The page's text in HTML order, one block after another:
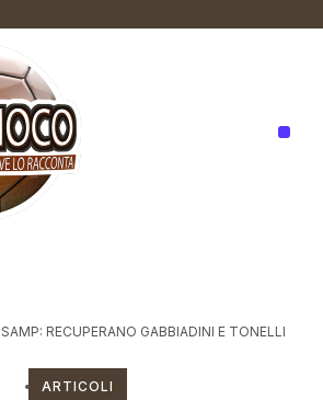
SAMP: RECUPERANO GABBIADINI E TONELLI
ARTICOLI